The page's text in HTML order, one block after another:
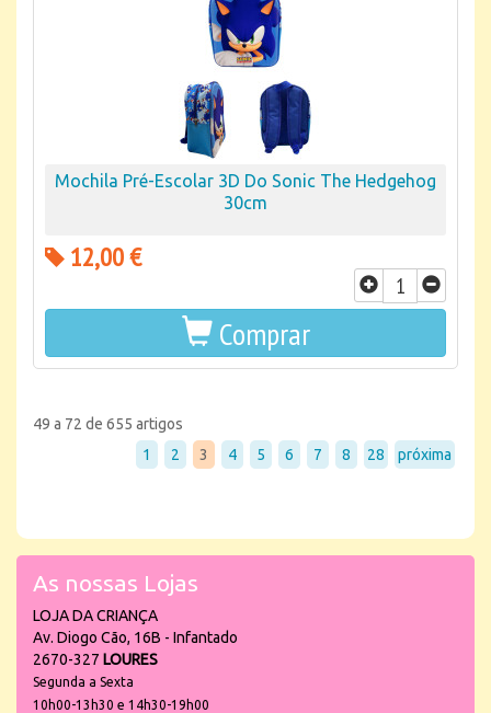
Mochila Pré-Escolar 3D Do Sonic The Hedgehog
30cm
12,00 €
Comprar
49 a 72 de 655 artigos
1
2 3 4 5 6 7 8 28 próxima
As nossas Lojas
LOJA DA CRIANÇA
Av. Diogo Cão, 16B - Infantado
2670-327 LOURES
Segunda a Sexta
10h00-13h30 e 14h30-19h00